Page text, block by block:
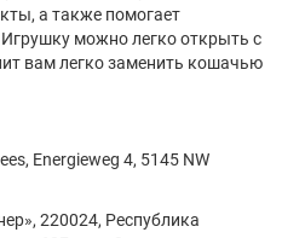
а также помогает
можно легко открыть с
вам легко заменить кошачью
Energieweg 4, 5145 NW
220024, Республика